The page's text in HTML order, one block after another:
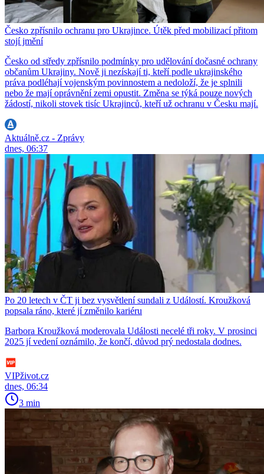
Česko zpřísnilo ochranu pro Ukrajince. Útěk před mobilizací přitom
stojí jmění
Česko od středy zpřísnilo podmínky pro udělování dočasné ochrany
občanům Ukrajiny. Nově ji nezískají ti, kteří podle ukrajinského
práva podléhají vojenským povinnostem a nedoloží, že je splnili
nebo že mají oprávnění zemi opustit. Změna se týká pouze nových
žádostí, nikoli stovek tisíc Ukrajinců, kteří už ochranu v Česku mají.
Aktuálně.cz - Zprávy
dnes, 06:37
Po 20 letech v ČT ji bez vysvětlení sundali z Událostí. Kroužková
popsala ráno, které jí změnilo kariéru
Barbora Kroužková moderovala Události necelé tři roky. V prosinci
2025 jí vedení oznámilo, že končí, důvod prý nedostala dodnes.
VIPživot.cz
dnes, 06:34
3 min